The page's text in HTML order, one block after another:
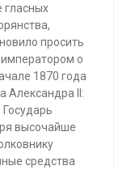
гласных
просить
о
1870 года
Александра II:
высочайше
средства